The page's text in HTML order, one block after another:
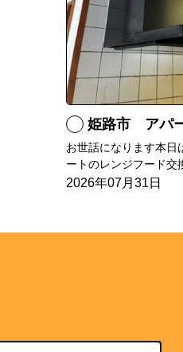
姫路市 アパートの
お世話になります本日
ートのレンジフード交
2026年07月31日